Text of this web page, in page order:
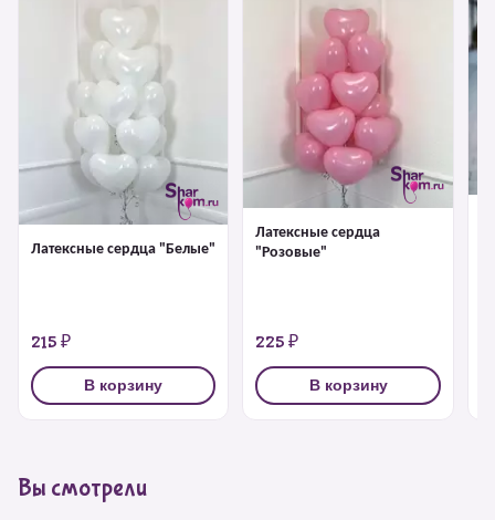
Латексные сердца "Белые"
215 ₽
В корзину
Латексные сердца
"Розовые"
225 ₽
В корзину
Вы смотрели